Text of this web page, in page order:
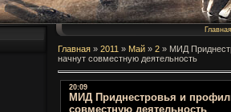
Главная
Главная » 2011 » Май » 2 » МИД
начнут совместную деятельность
20:09
МИД Приднестровья и
совместную деятельность